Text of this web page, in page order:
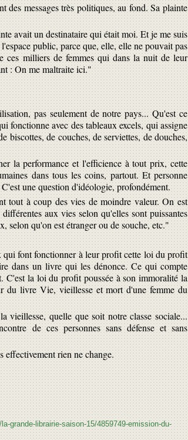
des messages très politiques, au fond. Sa plainte
avait un destinataire qui était moi. Et je me suis
public, parce que, elle, elle ne pouvait pas
ces milliers de femmes qui dans la nuit de leur
: On me maltraite ici."
pas seulement de notre pays... Qu'est ce
fonctionne avec des tableaux excels, qui assigne
de couches, de serviettes, de douches,
la performance et l'efficience à tout prix, cette
dans tous les coins, partout. Et personne
une question d'idéologie, profondément.
à coup des vies de moindre valeur. On est
aux vies selon qu'elles sont puissantes
selon qu'on est étranger ou de souche, etc."
font fonctionner à leur profit cette loi du profit
dans un livre qui les dénonce. Ce qui compte
la loi du profit poussée à son immoralité la
du livre Vie, vieillesse et mort d'une femme du
vieillesse, quelle que soit notre classe sociale...
de ces personnes sans défense et sans
effectivement rien ne change.
grande-librairie-saison-15/4859749-emission-du-